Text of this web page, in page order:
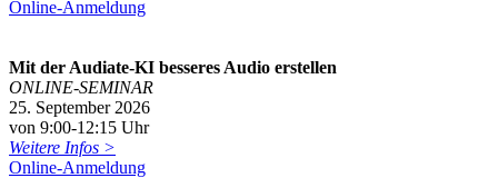
Online-Anmeldung
Mit der Audiate-KI besseres Audio erstellen
ONLINE-SEMINAR
25. September 2026
von 9:00-12:15 Uhr
Weitere Infos >
Online-Anmeldung